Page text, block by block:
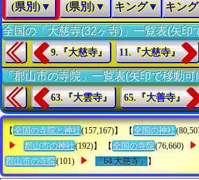
(県別)▼
(県別)▼
キング▼
キン
全国の「大慈寺(32ヶ寺)」一覧表(矢印
9.『大慈寺』 11.『大慈寺』
「郡山市の寺院」一覧表(矢印で移動可
63.『大雲寺』 65.『大善寺』
【 全国の寺院と神社(157,167)】 【 全国の神社
郡山市の神社(192)】 【 全国の寺院(76,660)
郡山市の寺院(101) 「64.大慈寺」 】